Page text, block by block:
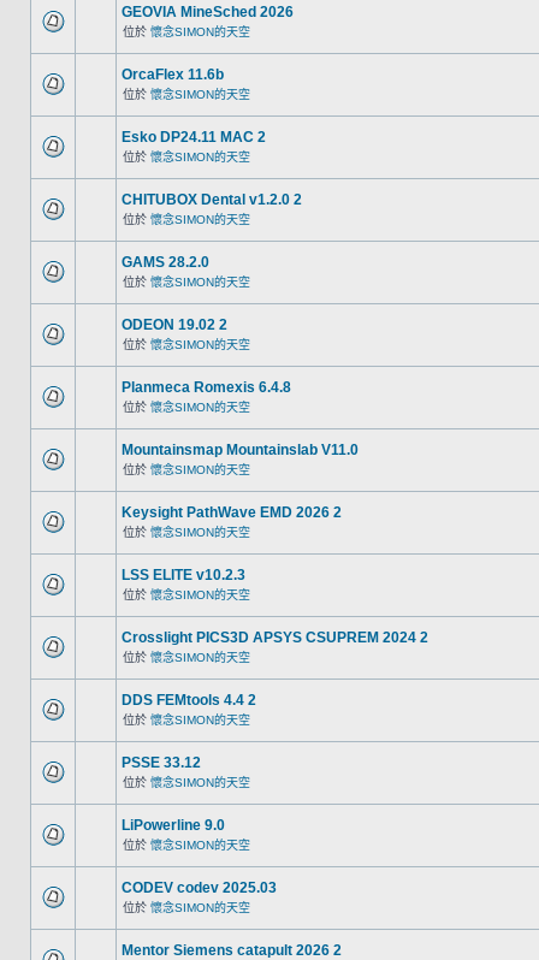
GEOVIA MineSched 2026
位於 懷念SIMON的天空
OrcaFlex 11.6b
位於 懷念SIMON的天空
Esko DP24.11 MAC 2
位於 懷念SIMON的天空
CHITUBOX Dental v1.2.0 2
位於 懷念SIMON的天空
GAMS 28.2.0
位於 懷念SIMON的天空
ODEON 19.02 2
位於 懷念SIMON的天空
Planmeca Romexis 6.4.8
位於 懷念SIMON的天空
Mountainsmap Mountainslab V11.0
位於 懷念SIMON的天空
Keysight PathWave EMD 2026 2
位於 懷念SIMON的天空
LSS ELITE v10.2.3
位於 懷念SIMON的天空
Crosslight PICS3D APSYS CSUPREM 2024 2
位於 懷念SIMON的天空
DDS FEMtools 4.4 2
位於 懷念SIMON的天空
PSSE 33.12
位於 懷念SIMON的天空
LiPowerline 9.0
位於 懷念SIMON的天空
CODEV codev 2025.03
位於 懷念SIMON的天空
Mentor Siemens catapult 2026 2